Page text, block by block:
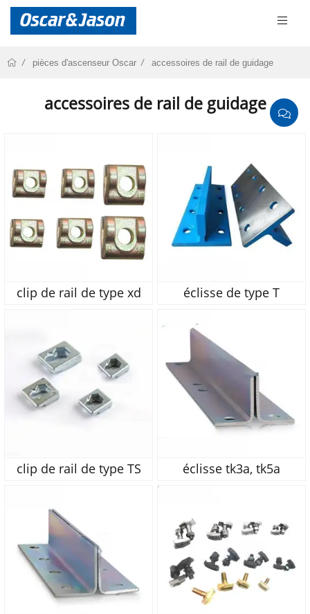
pièces d'ascenseur Oscar accessoires de rail de guidage
accessoires de rail de guidage
clip de rail de type xd éclisse de type T
clip de rail de type TS éclisse tk3a, tk5a